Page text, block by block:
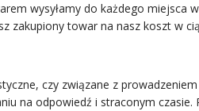
wysyłamy do każdego
zakupiony towar na nasz koszt w
czy związane z
na odpowiedź i straconym